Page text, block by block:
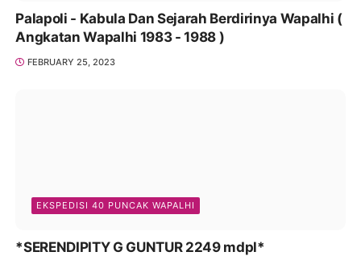
Palapoli - Kabula Dan Sejarah Berdirinya Wapalhi (
Angkatan Wapalhi 1983 - 1988 )
FEBRUARY 25, 2023
EKSPEDISI 40 PUNCAK WAPALHI
*SERENDIPITY G GUNTUR 2249 mdpl*